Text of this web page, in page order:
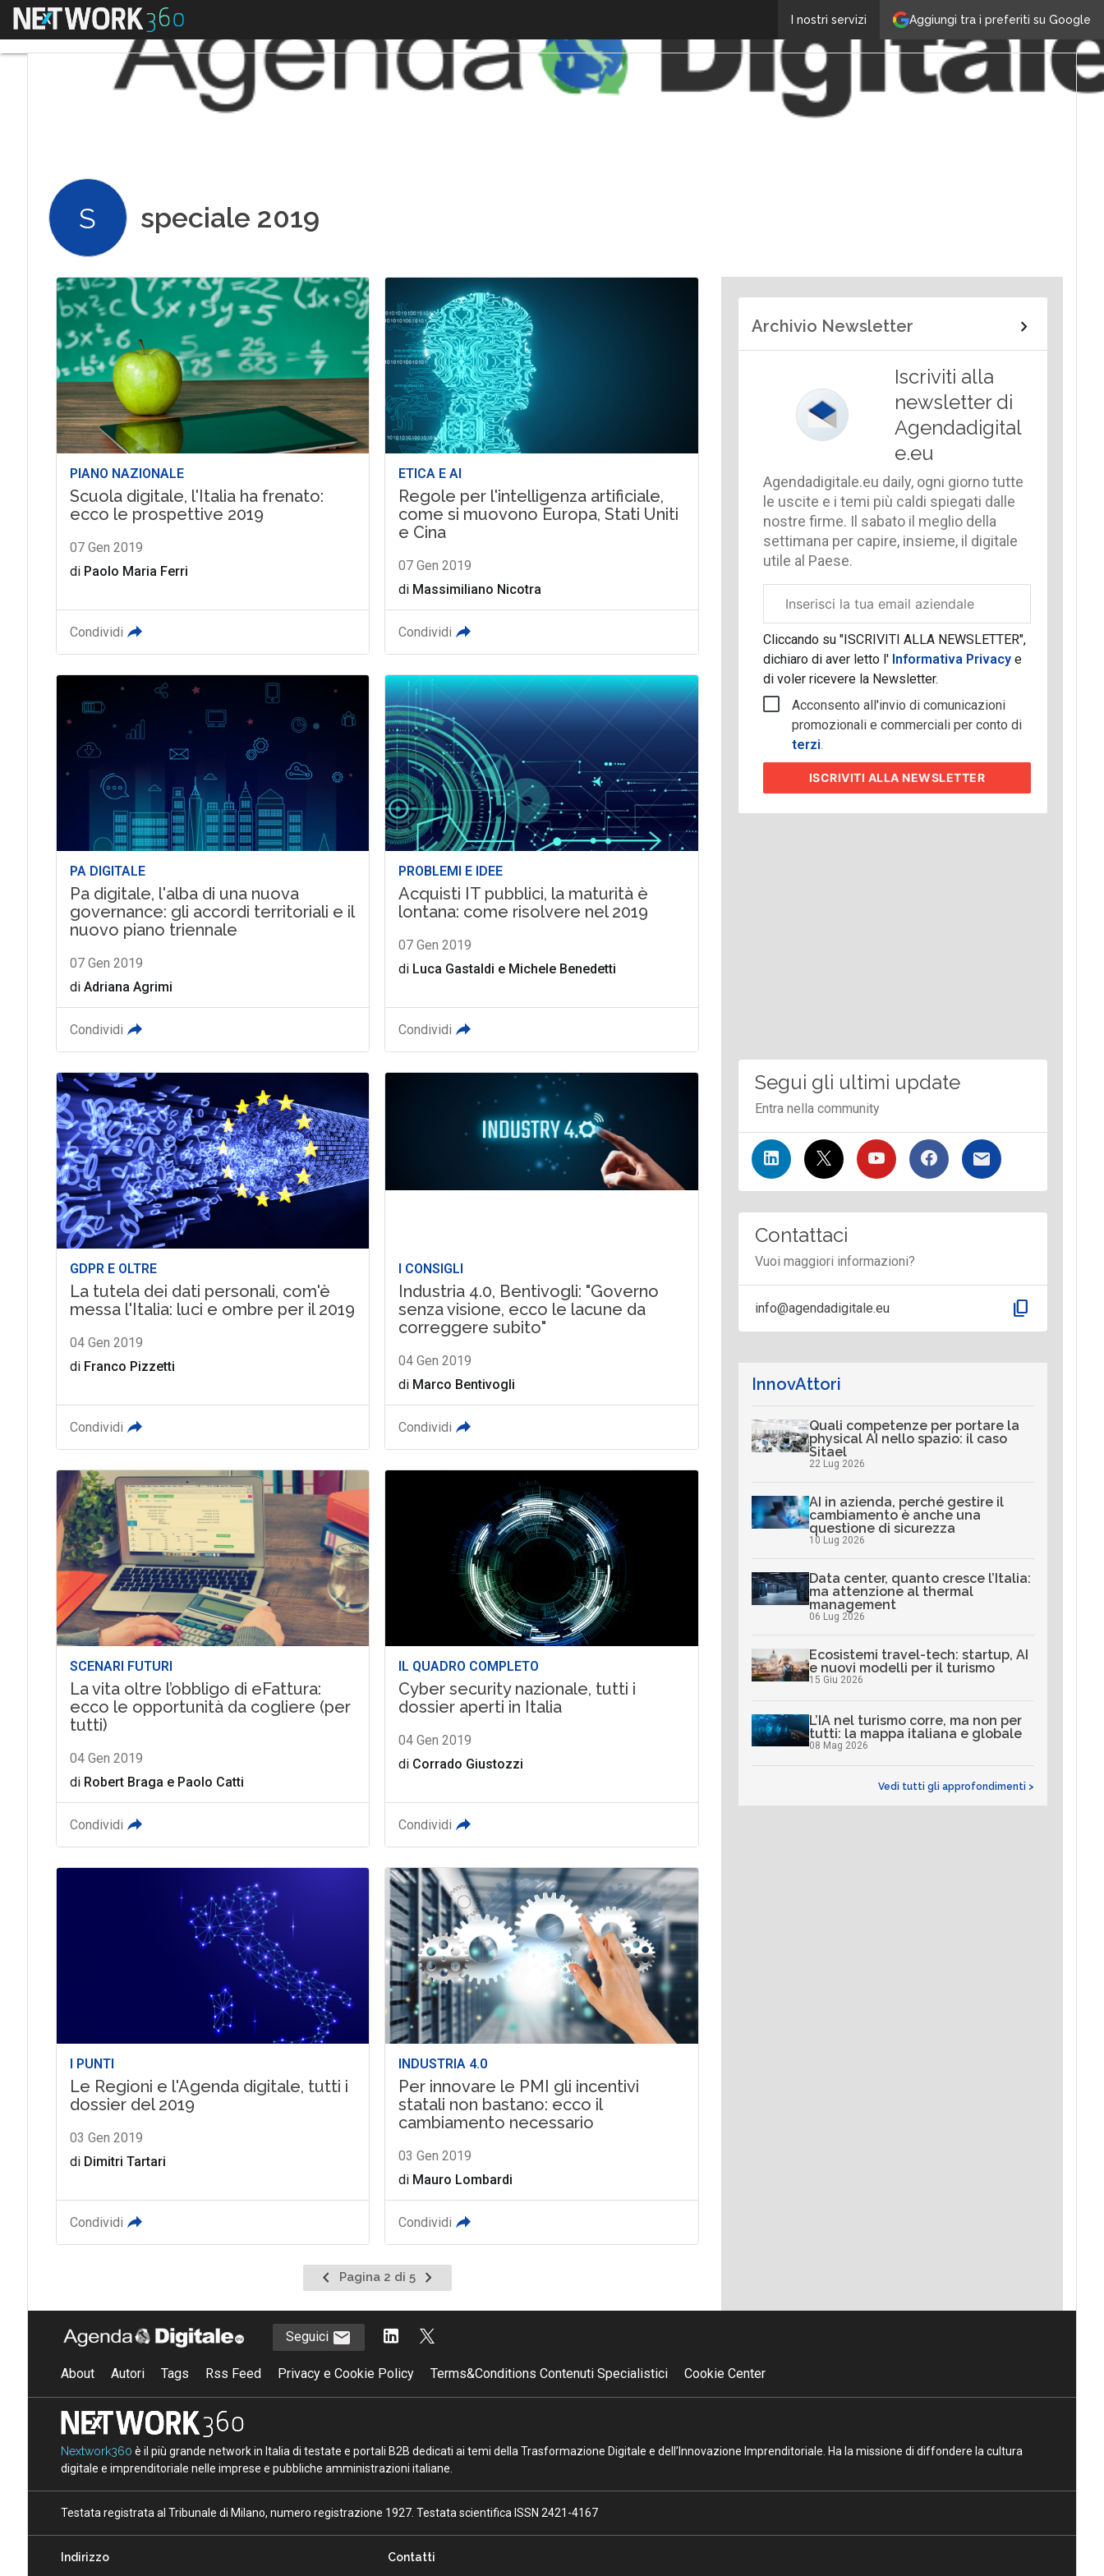
Aggiungi tra i preferiti su Google
I nostri servizi
Menu
S speciale 2019
PIANO NAZIONALE
Scuola digitale, l'Italia ha frenato:
ecco le prospettive 2019
07 Gen 2019
di Paolo Maria Ferri
Condividi
ETICA E AI
Regole per l'intelligenza artificiale,
come si muovono Europa, Stati Uniti
e Cina
07 Gen 2019
di Massimiliano Nicotra
Condividi
PA DIGITALE
Pa digitale, l'alba di una nuova
governance: gli accordi territoriali e il
nuovo piano triennale
07 Gen 2019
di Adriana Agrimi
Condividi
PROBLEMI E IDEE
Acquisti IT pubblici, la maturità è
lontana: come risolvere nel 2019
07 Gen 2019
di Luca Gastaldi e Michele Benedetti
Condividi
GDPR E OLTRE
La tutela dei dati personali, com'è
messa l'Italia: luci e ombre per il 2019
04 Gen 2019
di Franco Pizzetti
Condividi
I CONSIGLI
Industria 4.0, Bentivogli: "Governo
senza visione, ecco le lacune da
correggere subito"
04 Gen 2019
di Marco Bentivogli
Condividi
SCENARI FUTURI
La vita oltre l’obbligo di eFattura:
ecco le opportunità da cogliere (per
tutti)
04 Gen 2019
di Robert Braga e Paolo Catti
Condividi
IL QUADRO COMPLETO
Cyber security nazionale, tutti i
dossier aperti in Italia
04 Gen 2019
di Corrado Giustozzi
Condividi
I PUNTI
Le Regioni e l'Agenda digitale, tutti i
dossier del 2019
03 Gen 2019
di Dimitri Tartari
Condividi
INDUSTRIA 4.0
Per innovare le PMI gli incentivi
statali non bastano: ecco il
cambiamento necessario
03 Gen 2019
di Mauro Lombardi
Condividi
Pagina
precedente
Pagina 2 di 5
Pagina
successiva
Archivio Newsletter
Iscriviti alla
newsletter di
Agendadigital
e.eu
Agendadigitale.eu daily, ogni giorno tutte
le uscite e i temi più caldi spiegati dalle
nostre firme. Il sabato il meglio della
settimana per capire, insieme, il digitale
utile al Paese.
aziendale
Cliccando su "ISCRIVITI ALLA NEWSLETTER",
dichiaro di aver letto l'Informativa Privacy e
di voler ricevere la Newsletter.
Acconsento all'invio di comunicazioni
promozionali e commerciali per conto di
terzi.
ISCRIVITI ALLA NEWSLETTER
Segui gli ultimi update
Entra nella community
Contattaci
Vuoi maggiori informazioni?
info@agendadigitale.eu content_copy
InnovAttori
Quali competenze per portare la
physical AI nello spazio: il caso
Sitael
22 Lug 2026
AI in azienda, perché gestire il
cambiamento è anche una
questione di sicurezza
10 Lug 2026
Data center, quanto cresce l’Italia:
ma attenzione al thermal
management
06 Lug 2026
Ecosistemi travel-tech: startup, AI
e nuovi modelli per il turismo
15 Giu 2026
L’IA nel turismo corre, ma non per
tutti: la mappa italiana e globale
08 Mag 2026
Vedi tutti gli approfondimenti >
Seguici
About Autori Tags Rss Feed Privacy e Cookie Policy Terms&Conditions Contenuti Specialistici Cookie Center
Nextwork360 è il più grande network in Italia di testate e portali B2B dedicati ai temi della Trasformazione Digitale e dell’Innovazione Imprenditoriale. Ha la missione di diffondere la cultura
digitale e imprenditoriale nelle imprese e pubbliche amministrazioni italiane.
Testata registrata al Tribunale di Milano, numero registrazione 1927. Testata scientifica ISSN 2421-4167
Indirizzo Contatti